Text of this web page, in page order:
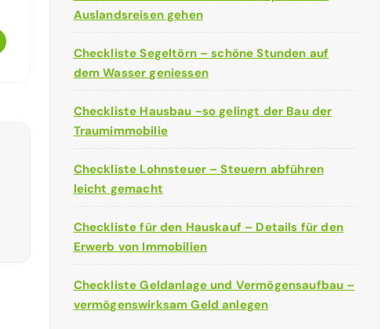
Auslandsreisen gehen
Checkliste Segeltörn – schöne Stunden auf
dem Wasser geniessen
Checkliste Hausbau -so gelingt der Bau der
Traumimmobilie
Checkliste Lohnsteuer – Steuern abführen
leicht gemacht
Checkliste für den Hauskauf – Details für den
Erwerb von Immobilien
Checkliste Geldanlage und Vermögensaufbau –
vermögenswirksam Geld anlegen